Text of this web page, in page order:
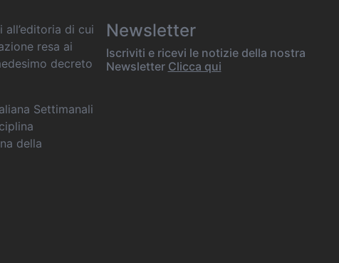
di cui
resa ai
decreto
Settimanali
della
Newsletter
Iscriviti e ricevi le notizie della nostra
Newsletter Clicca qui